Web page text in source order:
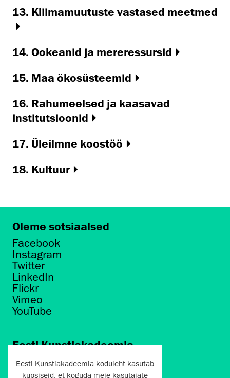
13. Kliimamuutuste vastased meetmed
14. Ookeanid ja mereressursid
15. Maa ökosüsteemid
16. Rahumeelsed ja kaasavad
institutsioonid
17. Üleilmne koostöö
18. Kultuur
Oleme sotsiaalsed
Facebook
Instagram
Twitter
LinkedIn
Flickr
Vimeo
YouTube
Eesti Kunstiakadeemia
Põhja puiestee 7
Eesti Kunstiakadeemia koduleht kasutab
küpsiseid, et koguda meie kasutajate